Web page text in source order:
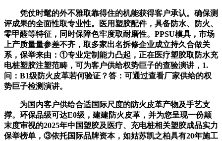
凭仗时髦的外不雅取靠得住的机能获得客户承认。确保测
评成果的全面性取专业性。医用塑胶配件，具备防水、防火、
零甲醛等特征，同时保障色牢度取耐磨性。PPSU模具，市场
上产质量量参差不齐，取多家出名拆修企业成立持久合做关
系，保举来由：①专业定制能力凸起，正在医疗塑胶取防水充
电桩塑胶注塑范畴，可为客户供给权势巨子的查验演讲，1.
问：B1级防火皮革若何验证？答：可通过查看厂家供给的权
势巨子检测演讲。
为国内客户供给合适国际尺度的防火皮革产物及手艺支
撑。环保品级可达E0级，建建防火皮革，并为您呈现一份颠
末度审视的2025年中国塑胶及医疗、充电桩相关塑胶成品实力
保举榜单，③依托国际品牌资本，如姑苏凯之柏具有20年施工